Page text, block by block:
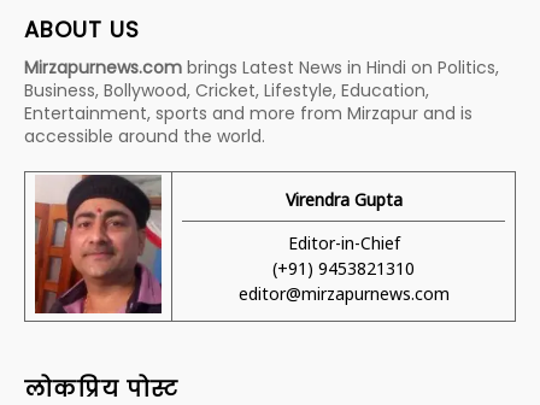
ABOUT US
Mirzapurnews.com brings Latest News in Hindi on Politics,
Business, Bollywood, Cricket, Lifestyle, Education,
Entertainment, sports and more from Mirzapur and is
accessible around the world.
Virendra Gupta
Editor-in-Chief
(+91) 9453821310
editor@mirzapurnews.com
लोकप्रिय पोस्ट